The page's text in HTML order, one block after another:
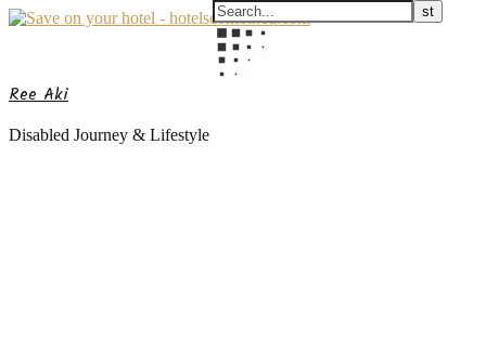
Ree Aki
Disabled Journey & Lifestyle